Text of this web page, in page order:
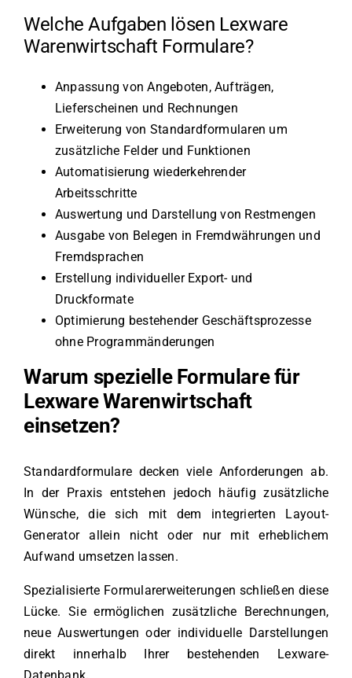
Welche Aufgaben lösen Lexware
Warenwirtschaft Formulare?
Anpassung von Angeboten, Aufträgen,
Lieferscheinen und Rechnungen
Erweiterung von Standardformularen um
zusätzliche Felder und Funktionen
Automatisierung wiederkehrender
Arbeitsschritte
Auswertung und Darstellung von Restmengen
Ausgabe von Belegen in Fremdwährungen und
Fremdsprachen
Erstellung individueller Export- und
Druckformate
Optimierung bestehender Geschäftsprozesse
ohne Programmänderungen
Warum spezielle Formulare für
Lexware Warenwirtschaft
einsetzen?
Standardformulare decken viele Anforderungen ab.
In der Praxis entstehen jedoch häufig zusätzliche
Wünsche, die sich mit dem integrierten Layout-
Generator allein nicht oder nur mit erheblichem
Aufwand umsetzen lassen.
Spezialisierte Formularerweiterungen schließen diese
Lücke. Sie ermöglichen zusätzliche Berechnungen,
neue Auswertungen oder individuelle Darstellungen
direkt innerhalb Ihrer bestehenden Lexware-